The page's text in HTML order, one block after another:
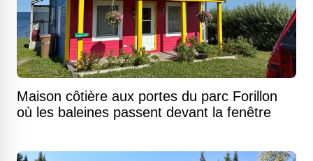
Maison côtière aux portes du parc Forillon
où les baleines passent devant la fenêtre